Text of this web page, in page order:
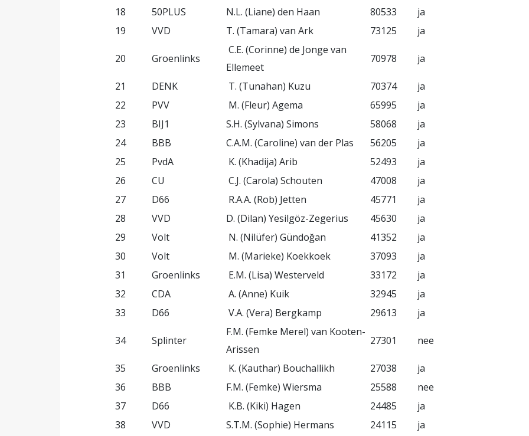
18
50PLUS N.L. (Liane) den Haan 80533
ja
19
VVD T. (Tamara) van Ark 73125 ja
20 Groenlinks
C.E. (Corinne) de Jonge van
Ellemeet
70978 ja
21 DENK T. (Tunahan) Kuzu 70374
ja
22
PVV M. (Fleur) Agema 65995
ja
23
BIJ1 S.H. (Sylvana) Simons 58068
ja
24
BBB C.A.M. (Caroline) van der Plas 56205
ja
25
PvdA K. (Khadija) Arib 52493
ja
26
CU C.J. (Carola) Schouten 47008
ja
27
D66 R.A.A. (Rob) Jetten 45771
ja
28
VVD D. (Dilan) Yesilgöz-Zegerius 45630
ja
29
Volt N. (Nilüfer) Gündoğan 41352
ja
30
Volt M. (Marieke) Koekkoek 37093
ja
31
Groenlinks E.M. (Lisa) Westerveld 33172
ja
32
CDA A. (Anne) Kuik 32945
ja
33
D66 V.A. (Vera) Bergkamp 29613 ja
34 Splinter
F.M. (Femke Merel) van Kooten-
Arissen
27301 nee
35 Groenlinks K. (Kauthar) Bouchallikh 27038
ja
36
BBB F.M. (Femke) Wiersma 25588
nee
37
D66 K.B. (Kiki) Hagen 24485
ja
38
VVD S.T.M. (Sophie) Hermans 24115
ja